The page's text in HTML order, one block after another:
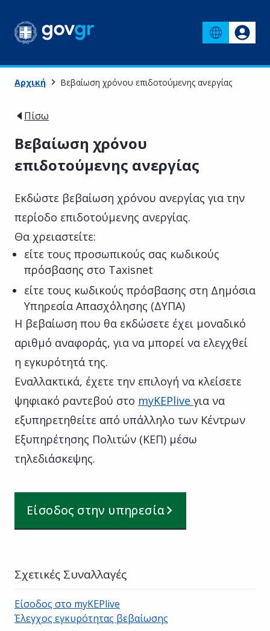
Αρχική Βεβαίωση χρόνου επιδοτούμενης ανεργίας
Πίσω
Βεβαίωση χρόνου
επιδοτούμενης ανεργίας
Εκδώστε βεβαίωση χρόνου ανεργίας για την
περίοδο επιδοτούμενης ανεργίας.
Θα χρειαστείτε:
είτε τους προσωπικούς σας κωδικούς
πρόσβασης στο Taxisnet
είτε τους κωδικούς πρόσβασης στη Δημόσια
Υπηρεσία Απασχόλησης (ΔΥΠΑ)
Η βεβαίωση που θα εκδώσετε έχει μοναδικό
αριθμό αναφοράς, για να μπορεί να ελεγχθεί
η εγκυρότητά της.
Εναλλακτικά, έχετε την επιλογή να κλείσετε
ψηφιακό ραντεβού στο myKEPlive για να
εξυπηρετηθείτε από υπάλληλο των Κέντρων
Εξυπηρέτησης Πολιτών (ΚΕΠ) μέσω
τηλεδιάσκεψης.
Είσοδος στην υπηρεσία
Σχετικές Συναλλαγές
Είσοδος στο myKEPlive
Έλεγχος εγκυρότητας βεβαίωσης